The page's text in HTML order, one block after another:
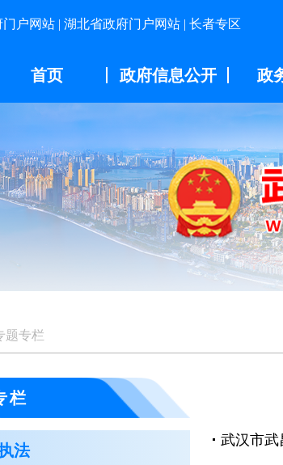
门户网站 | 湖北省政府门户网站 | 长者专区
首页 政府信息公开 政
题专栏
栏
法
武汉市武